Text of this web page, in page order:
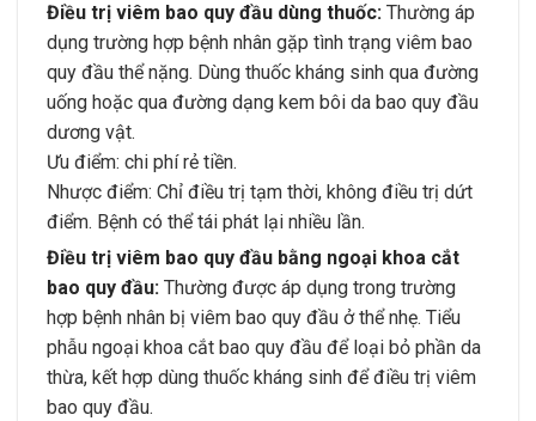
Điều trị viêm bao quy đầu dùng thuốc: Thường áp
dụng trường hợp bệnh nhân gặp tình trạng viêm bao
quy đầu thể nặng. Dùng thuốc kháng sinh qua đường
uống hoặc qua đường dạng kem bôi da bao quy đầu
dương vật.
Ưu điểm: chi phí rẻ tiền.
Nhược điểm: Chỉ điều trị tạm thời, không điều trị dứt
điểm. Bệnh có thể tái phát lại nhiều lần.
Điều trị viêm bao quy đầu bằng ngoại khoa cắt
bao quy đầu: Thường được áp dụng trong trường
hợp bệnh nhân bị viêm bao quy đầu ở thể nhẹ. Tiểu
phẫu ngoại khoa cắt bao quy đầu để loại bỏ phần da
thừa, kết hợp dùng thuốc kháng sinh để điều trị viêm
bao quy đầu.